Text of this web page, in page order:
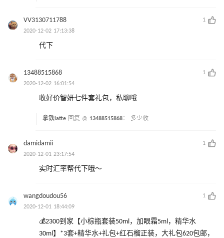
VV3130711788
1
2020-12-02 17:13:38
代下
13488515868
1
2020-12-02 16:01:54
收好价智妍七件套礼包，私聊哦
拿铁latte 回复 @ 13488515868： 多少收
damidamii
1
2020-12-01 23:17:54
实时汇率帮代下哦～
wangdoudou56
1
2020-12-01 18:44:09
💰2300到家【小棕瓶套装50ml，加眼霜5ml，精华水
30ml】*3套+精华水+礼包+红石榴正装，大礼包620包邮，